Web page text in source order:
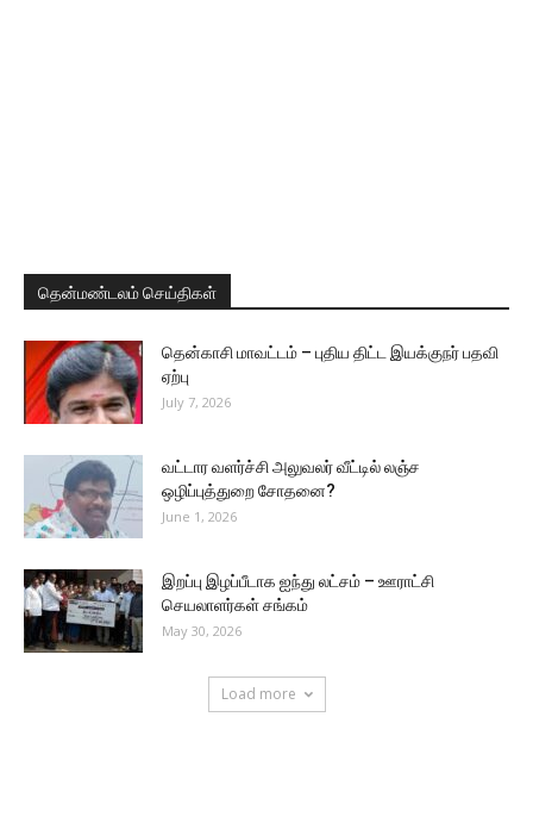
தென்மண்டலம் செய்திகள்
தென்காசி மாவட்டம் – புதிய திட்ட இயக்குநர் பதவி
ஏற்பு
July 7, 2026
வட்டார வளர்ச்சி அலுவலர் வீட்டில் லஞ்ச
ஒழிப்புத்துறை சோதனை?
June 1, 2026
இறப்பு இழப்பீடாக ஐந்து லட்சம் – ஊராட்சி
செயலாளர்கள் சங்கம்
May 30, 2026
Load more